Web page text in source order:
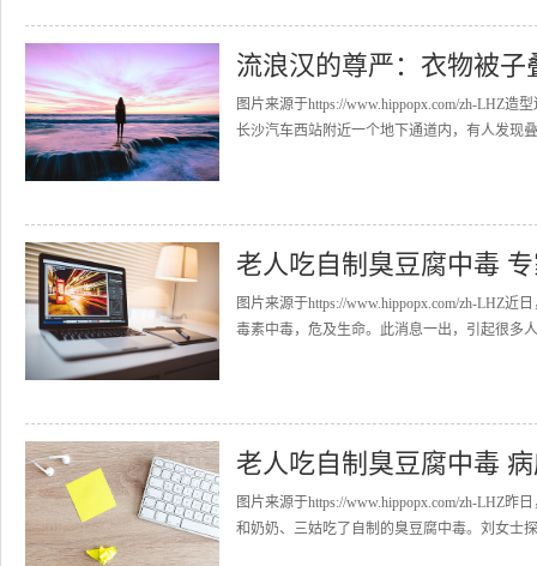
流浪汉的尊严：衣物被子
图片来源于https://www.hippopx.com/zh-LHZ
长沙汽车西站附近一个地下通道内，有人发现
老人吃自制臭豆腐中毒
图片来源于https://www.hippopx.com/zh-LHZ
毒素中毒，危及生命。此消息一出，引起很多
老人吃自制臭豆腐中毒
图片来源于https://www.hippopx.com/zh-LHZ
和奶奶、三姑吃了自制的臭豆腐中毒。刘女士